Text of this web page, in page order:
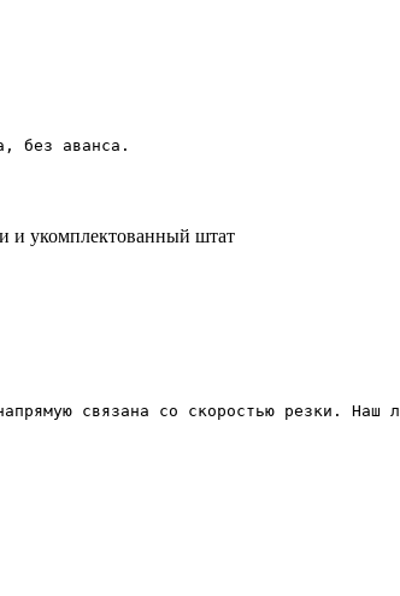
и укомплектованный штат